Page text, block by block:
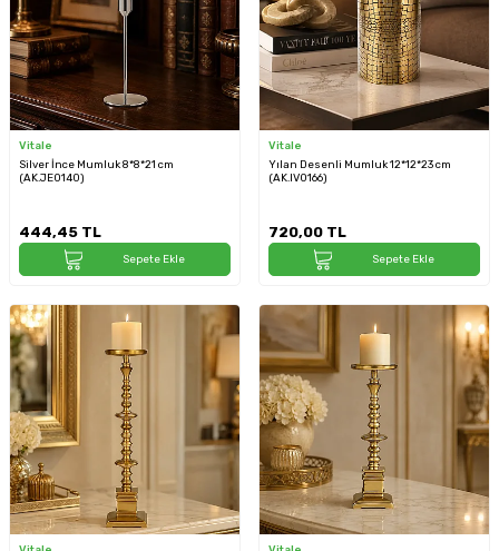
Vitale
Silver İnce Mumluk 8*8*21 cm
(AK.JE0140)
444,45 TL
Sepete Ekle
Vitale
Yılan Desenli Mumluk 12*12*23 cm
(AK.IV0166)
720,00 TL
Sepete Ekle